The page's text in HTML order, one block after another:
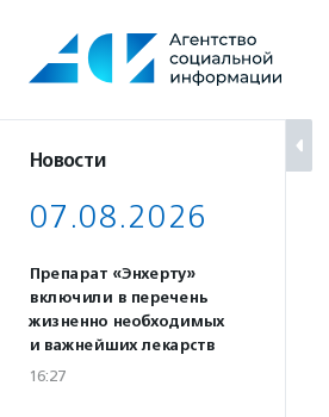
содержанию
Новости
07.08.2026
Препарат «Энхерту»
включили в перечень
жизненно необходимых
и важнейших лекарств
16:27